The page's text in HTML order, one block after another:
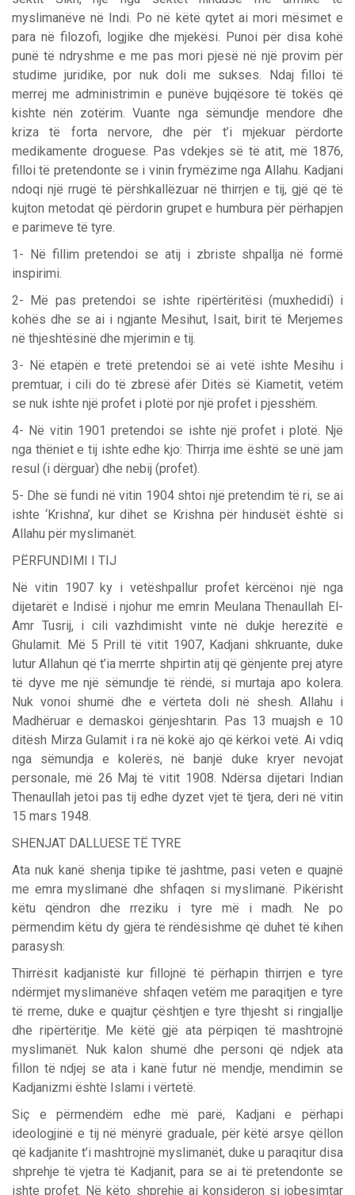
myslimanëve në Indi. Po në këtë qytet ai mori mësimet e
para në filozofi, logjike dhe mjekësi. Punoi për disa kohë
punë të ndryshme e me pas mori pjesë në një provim për
studime juridike, por nuk doli me sukses. Ndaj filloi të
merrej me administrimin e punëve bujqësore të tokës që
kishte nën zotërim. Vuante nga sëmundje mendore dhe
kriza të forta nervore, dhe për t’i mjekuar përdorte
medikamente droguese. Pas vdekjes së të atit, më 1876,
filloi të pretendonte se i vinin frymëzime nga Allahu. Kadjani
ndoqi një rrugë të përshkallëzuar në thirrjen e tij, gjë që të
kujton metodat që përdorin grupet e humbura për përhapjen
e parimeve të tyre.
1- Në fillim pretendoi se atij i zbriste shpallja në formë
inspirimi.
2- Më pas pretendoi se ishte ripërtëritësi (muxhedidi) i
kohës dhe se ai i ngjante Mesihut, Isait, birit të Merjemes
në thjeshtësinë dhe mjerimin e tij.
3- Në etapën e tretë pretendoi së ai vetë ishte Mesihu i
premtuar, i cili do të zbresë afër Ditës së Kiametit, vetëm
se nuk ishte një profet i plotë por një profet i pjesshëm.
4- Në vitin 1901 pretendoi se ishte një profet i plotë. Një
nga thëniet e tij ishte edhe kjo: Thirrja ime është se unë jam
resul (i dërguar) dhe nebij (profet).
5- Dhe së fundi në vitin 1904 shtoi një pretendim të ri, se ai
ishte ‘Krishna’, kur dihet se Krishna për hindusët është si
Allahu për myslimanët.
PËRFUNDIMI I TIJ
Në vitin 1907 ky i vetëshpallur profet kërcënoi një nga
dijetarët e Indisë i njohur me emrin Meulana Thenaullah El-
Amr Tusrij, i cili vazhdimisht vinte në dukje herezitë e
Ghulamit. Më 5 Prill të vitit 1907, Kadjani shkruante, duke
lutur Allahun që t’ia merrte shpirtin atij që gënjente prej atyre
të dyve me një sëmundje të rëndë, si murtaja apo kolera.
Nuk vonoi shumë dhe e vërteta doli në shesh. Allahu i
Madhëruar e demaskoi gënjeshtarin. Pas 13 muajsh e 10
ditësh Mirza Gulamit i ra në kokë ajo që kërkoi vetë. Ai vdiq
nga sëmundja e kolerës, në banjë duke kryer nevojat
personale, më 26 Maj të vitit 1908. Ndërsa dijetari Indian
Thenaullah jetoi pas tij edhe dyzet vjet të tjera, deri në vitin
15 mars 1948.
SHENJAT DALLUESE TË TYRE
Ata nuk kanë shenja tipike të jashtme, pasi veten e quajnë
me emra myslimanë dhe shfaqen si myslimanë. Pikërisht
këtu qëndron dhe rreziku i tyre më i madh. Ne po
përmendim këtu dy gjëra të rëndësishme që duhet të kihen
parasysh:
Thirrësit kadjanistë kur fillojnë të përhapin thirrjen e tyre
ndërmjet myslimanëve shfaqen vetëm me paraqitjen e tyre
të rreme, duke e quajtur çështjen e tyre thjesht si ringjallje
dhe ripërtëritje. Me këtë gjë ata përpiqen të mashtrojnë
myslimanët. Nuk kalon shumë dhe personi që ndjek ata
fillon të ndjej se ata i kanë futur në mendje, mendimin se
Kadjanizmi është Islami i vërtetë.
Siç e përmendëm edhe më parë, Kadjani e përhapi
ideologjinë e tij në mënyrë graduale, për këtë arsye qëllon
që kadjanite t’i mashtrojnë myslimanët, duke u paraqitur disa
shprehje të vjetra të Kadjanit, para se ai të pretendonte se
ishte profet. Në këto shprehje ai konsideron si jobesimtar